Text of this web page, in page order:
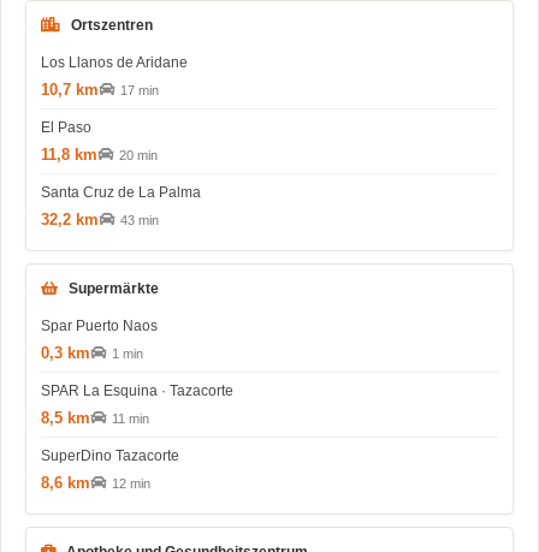
Ortszentren
Los Llanos de Aridane
10,7 km 17 min
El Paso
11,8 km 20 min
Santa Cruz de La Palma
32,2 km 43 min
Supermärkte
Spar Puerto Naos
0,3 km 1 min
SPAR La Esquina · Tazacorte
8,5 km 11 min
SuperDino Tazacorte
8,6 km 12 min